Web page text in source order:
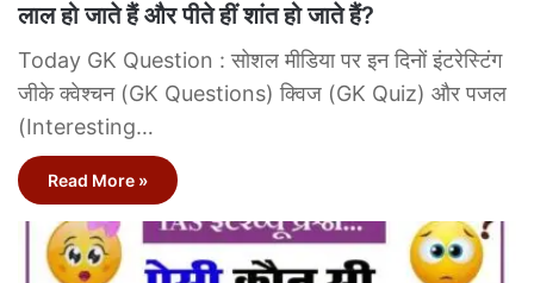
लाल हो जाते हैं और पीते हीं शांत हो जाते हैं?
Today GK Question : सोशल मीडिया पर इन दिनों इंटरेस्टिंग
जीके क्वेश्चन (GK Questions) क्विज (GK Quiz) और पजल
(Interesting…
Read More »